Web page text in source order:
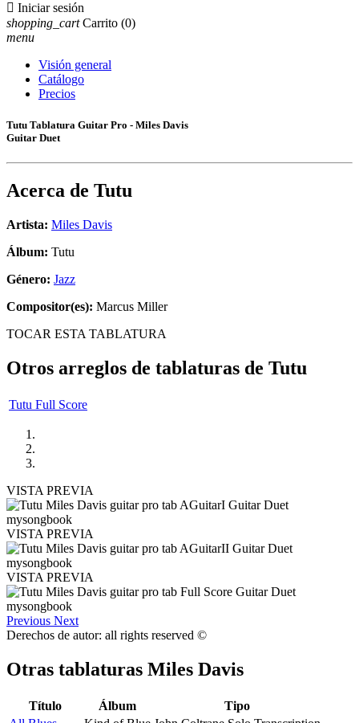
 Iniciar sesión
shopping_cart Carrito (0)
menu
Visión general
Catálogo
Precios
Tutu Tablatura Guitar Pro - Miles Davis
Guitar Duet
Acerca de Tutu
Artista: Miles Davis
Álbum: Tutu
Género: Jazz
Compositor(es): Marcus Miller
TOCAR ESTA TABLATURA
Otros arreglos de tablaturas de Tutu
Tutu Full Score
VISTA PREVIA
VISTA PREVIA
VISTA PREVIA
Previous Next
Derechos de autor: all rights reserved ©
Otras tablaturas Miles Davis
Título Álbum
Tipo